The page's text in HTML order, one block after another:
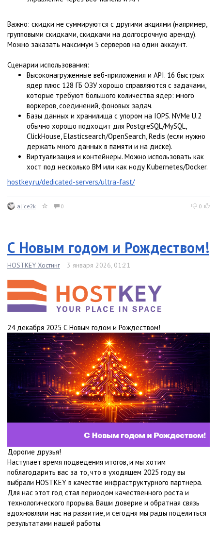
Важно: скидки не суммируются с другими акциями (например,
групповыми скидками, скидками на долгосрочную аренду).
Можно заказать максимум 5 серверов на один аккаунт.
Сценарии использования:
Высоконагруженные веб-приложения и API. 16 быстрых
ядер плюс 128 ГБ ОЗУ хорошо справляются с задачами,
которые требуют большого количества ядер: много
воркеров, соединений, фоновых задач.
Базы данных и хранилища с упором на IOPS. NVMe U.2
обычно хорошо подходит для PostgreSQL/MySQL,
ClickHouse, Elasticsearch/OpenSearch, Redis (если нужно
держать много данных в памяти и на диске).
Виртуализация и контейнеры. Можно использовать как
хост под несколько ВМ или как ноду Kubernetes/Docker.
hostkey.ru/dedicated-servers/ultra-fast/
alice2k 0 0
С Новым годом и Рождеством!
HOSTKEY Хостинг 3 января 2026, 01:21
24 декабря 2025 С Новым годом и Рождеством!
Дорогие друзья!
Наступает время подведения итогов, и мы хотим
поблагодарить вас за то, что в уходящем 2025 году вы
выбрали HOSTKEY в качестве инфраструктурного партнера.
Для нас этот год стал периодом качественного роста и
технологического прорыва. Ваши доверие и обратная связь
вдохновляли нас на развитие, и сегодня мы рады поделиться
результатами нашей работы.